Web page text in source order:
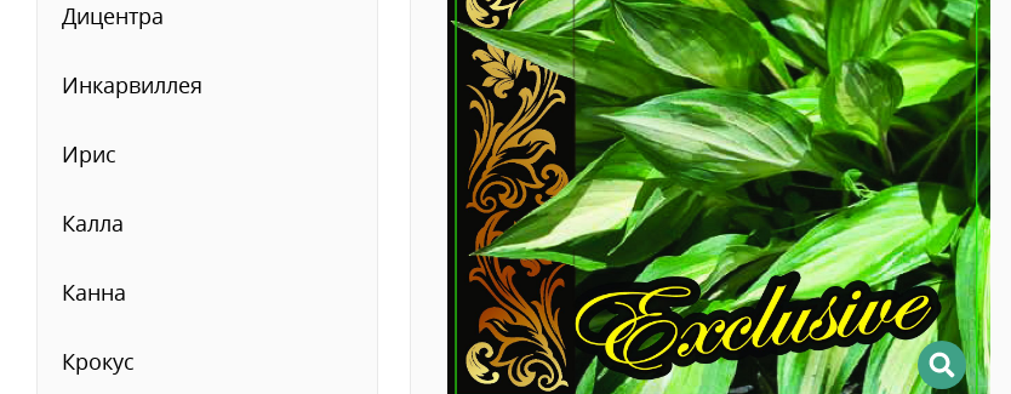
Дицентра
Инкарвиллея
Ирис
Калла
Канна
Крокус